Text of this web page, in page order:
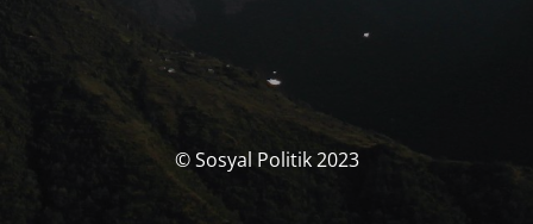
© Sosyal Politik 2023